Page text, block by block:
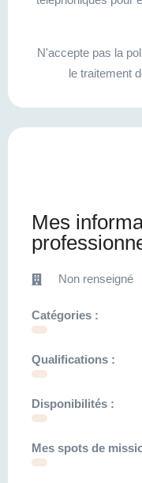
N'accepte pas la
le traitement
Mes
Non renseigné
Catégories :
Qualifications :
Disponibilités :
Mes spots de